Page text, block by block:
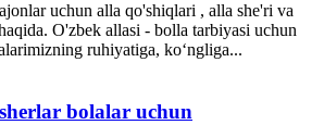
uchun alla qo'shiqlari , alla she'ri va
O'zbek allasi - bolla tarbiyasi uchun
ruhiyatiga, ko‘ngliga...
bolalar uchun